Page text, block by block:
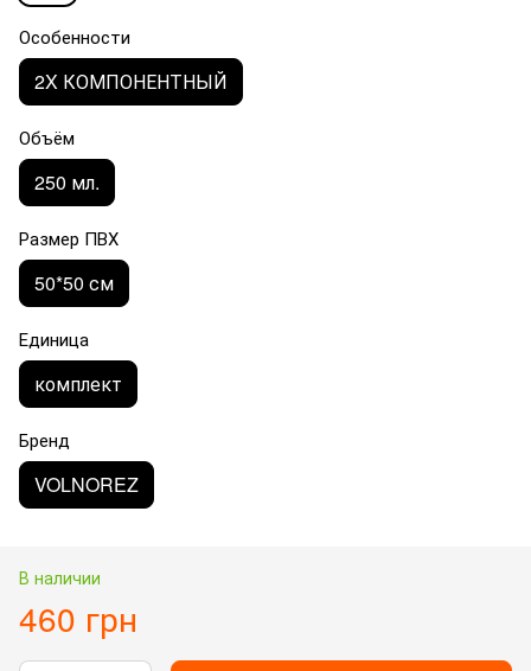
Особенности
2X КОМПОНЕНТНЫЙ
Объём
250 мл.
Размер ПВХ
50*50 см
Единица
комплект
Бренд
VOLNOREZ
В наличии
460 грн